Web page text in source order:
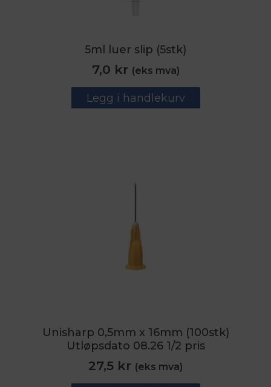
5ml luer slip (5stk)
7,0 kr (eks mva)
Legg i handlekurv
Unisharp 0,5mm x 16mm (100stk)
Utløpsdato 08.26 1/2 pris
27,5 kr (eks mva)